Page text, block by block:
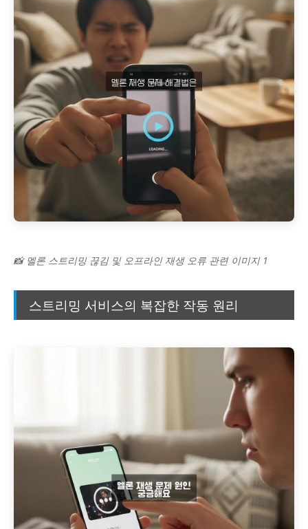
📸 멜론 스트리밍 끊김 및 오프라인 재생 오류 관련 이미지 1
스트리밍 서비스의 복잡한 작동 원리